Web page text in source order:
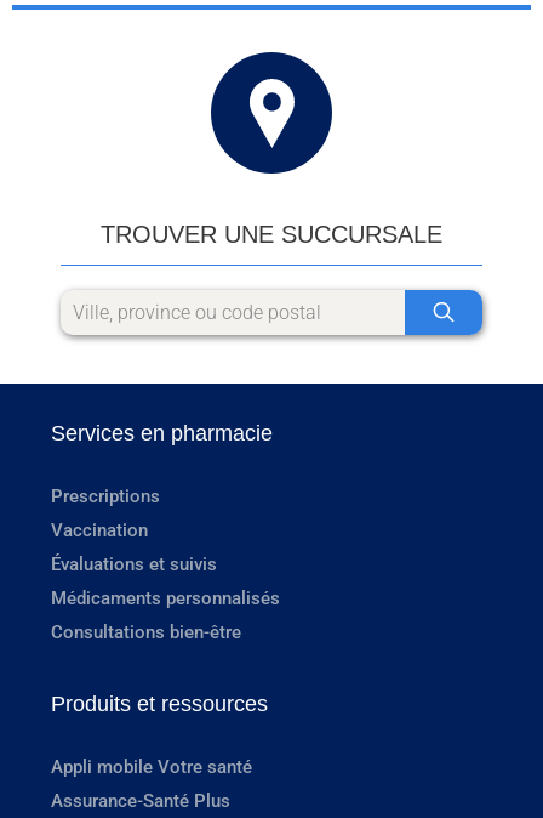
TROUVER UNE SUCCURSALE
Services en pharmacie
Prescriptions
Vaccination
Évaluations et suivis
Médicaments personnalisés
Consultations bien-être
Produits et ressources
Appli mobile Votre santé
Assurance-Santé Plus